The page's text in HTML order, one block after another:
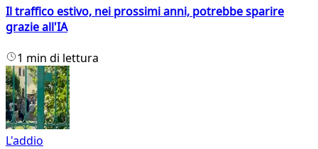
Il traffico estivo, nei prossimi anni, potrebbe sparire
grazie all'IA
1 min di lettura
L'addio